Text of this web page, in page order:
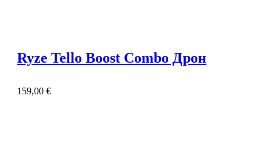
Ryze Tello Boost Combo Дрон
159,00 €